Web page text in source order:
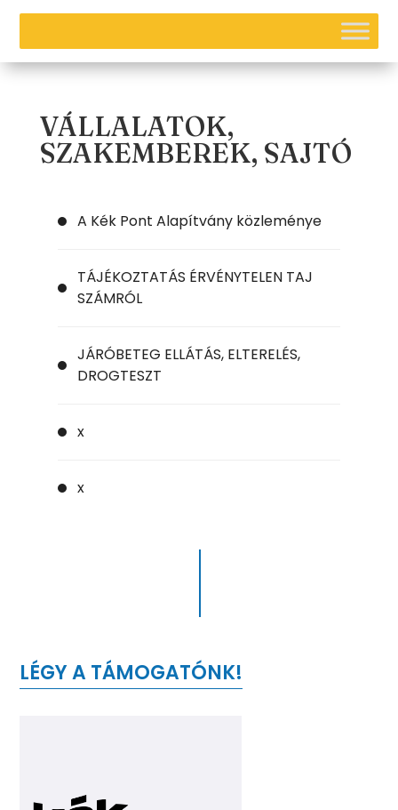
VÁLLALATOK,
SZAKEMBEREK, SAJTÓ
A Kék Pont Alapítvány közleménye
TÁJÉKOZTATÁS ÉRVÉNYTELEN TAJ
SZÁMRÓL
JÁRÓBETEG ELLÁTÁS, ELTERELÉS,
DROGTESZT
x
x
LÉGY A TÁMOGATÓNK!